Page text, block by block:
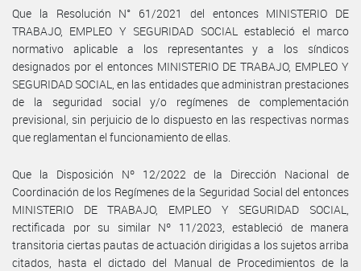
Que la Resolución N° 61/2021 del entonces MINISTERIO DE
TRABAJO, EMPLEO Y SEGURIDAD SOCIAL estableció el marco
normativo aplicable a los representantes y a los síndicos
designados por el entonces MINISTERIO DE TRABAJO, EMPLEO Y
SEGURIDAD SOCIAL, en las entidades que administran prestaciones
de la seguridad social y/o regímenes de complementación
previsional, sin perjuicio de lo dispuesto en las respectivas normas
que reglamentan el funcionamiento de ellas.
Que la Disposición Nº 12/2022 de la Dirección Nacional de
Coordinación de los Regímenes de la Seguridad Social del entonces
MINISTERIO DE TRABAJO, EMPLEO Y SEGURIDAD SOCIAL,
rectificada por su similar Nº 11/2023, estableció de manera
transitoria ciertas pautas de actuación dirigidas a los sujetos arriba
citados, hasta el dictado del Manual de Procedimientos de la